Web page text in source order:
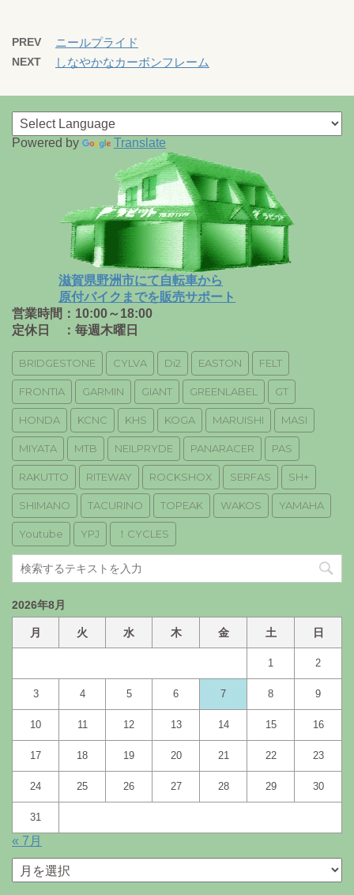
PREV ニールプライド
NEXT しなやかなカーボンフレーム
Powered by Translate
滋賀県野洲市にて自転車から
原付バイクまでを販売サポート
営業時間：10:00～18:00
定休日 ：毎週木曜日
BRIDGESTONE CYLVA Di2 EASTON FELT
FRONTIA GARMIN GIANT GREENLABEL GT
HONDA KCNC KHS KOGA MARUISHI MASI
MIYATA MTB NEILPRYDE PANARACER PAS
RAKUTTO RITEWAY ROCKSHOX SERFAS SH+
SHIMANO TACURINO TOPEAK WAKOS YAMAHA
Youtube YPJ ！CYCLES
2026年8月
月 火 水 木 金 土 日
1 2
3 4 5 6 7 8 9
10 11 12 13 14 15 16
17 18 19 20 21 22 23
24 25 26 27 28 29 30
31
« 7月
月
別